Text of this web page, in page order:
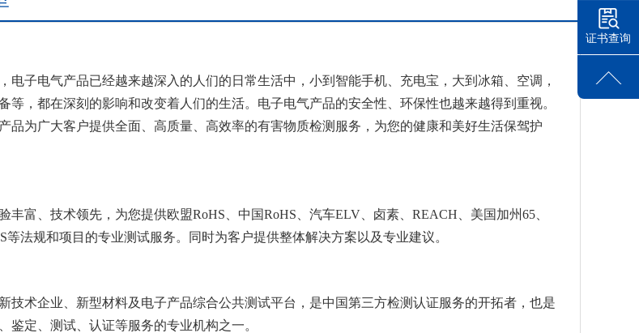
电子电气产品已经越来越深入的人们的日常生活中，小到智能手机、充电宝，大到冰箱、空调，
等，都在深刻的影响和改变着人们的生活。电子电气产品的安全性、环保性也越来越得到重视。
品为广大客户提供全面、高质量、高效率的有害物质检测服务，为您的健康和美好生活保驾护
丰富、技术领先，为您提供欧盟RoHS、中国RoHS、汽车ELV、卤素、REACH、美国加州65、
等法规和项目的专业测试服务。同时为客户提供整体解决方案以及专业建议。
技术企业、新型材料及电子产品综合公共测试平台，是中国第三方检测认证服务的开拓者，也是
鉴定、测试、认证等服务的专业机构之一。
证书查询